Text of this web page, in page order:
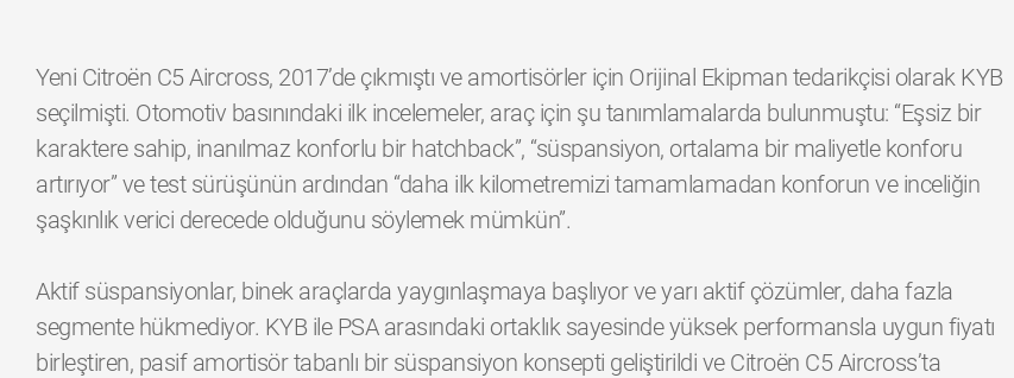
Yeni Citroën C5 Aircross, 2017’de çıkmıştı ve amortisörler için Orijinal Ekipman tedarikçisi olarak KYB
seçilmişti. Otomotiv basınındaki ilk incelemeler, araç için şu tanımlamalarda bulunmuştu: “Eşsiz bir
karaktere sahip, inanılmaz konforlu bir hatchback”, “süspansiyon, ortalama bir maliyetle konforu
artırıyor” ve test sürüşünün ardından “daha ilk kilometremizi tamamlamadan konforun ve inceliğin
şaşkınlık verici derecede olduğunu söylemek mümkün”.
Aktif süspansiyonlar, binek araçlarda yaygınlaşmaya başlıyor ve yarı aktif çözümler, daha fazla
segmente hükmediyor. KYB ile PSA arasındaki ortaklık sayesinde yüksek performansla uygun fiyatı
birleştiren, pasif amortisör tabanlı bir süspansiyon konsepti geliştirildi ve Citroën C5 Aircross’ta